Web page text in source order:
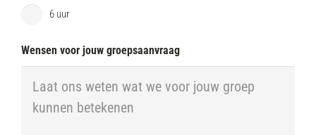
6 uur
Wensen voor jouw groepsaanvraag